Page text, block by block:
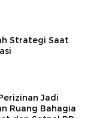
Strategi Saat
Jadi
Ruang Bahagia